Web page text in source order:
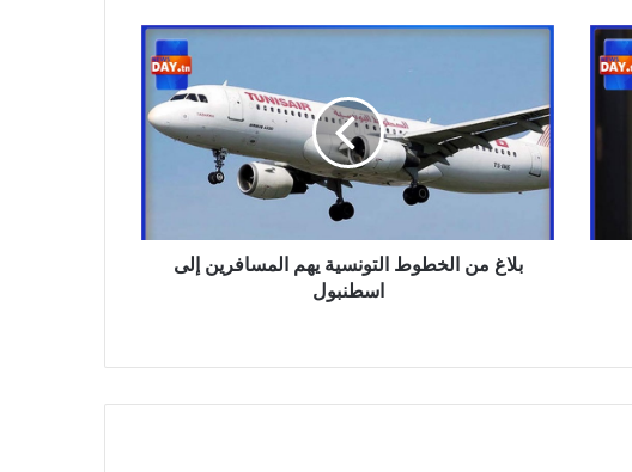
بلاغ
التونسية
يهم
المسافرين
إلى
بلاغ من الخطوط التونسية يهم المسافرين إلى
اسطنبول